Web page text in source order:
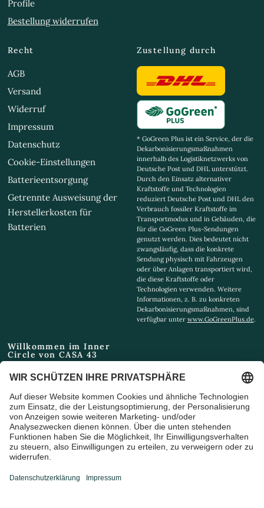
Profile
Bestellung widerrufen
Recht
AGB
Versand
Widerruf
Impressum
Datenschutz
Cookie-Einstellungen
Batterieentsorgung
Getrennte Ausweisung der
Herstellerkosten für
Batterien
Zustellung durch
* GoGreen Plus ist ein Service, der die
Dekarbonisierungsmaßnahmen
innerhalb des Logistiknetzwerks von
Deutsche Post und DHL unterstützt.
Durch den Einsatz alternativer
Kraftstoffe und Technologien
reduziert Deutsche Post und DHL den
Verbrauch fossiler Kraftstoffe im
Transportmodus und in Gebäuden, die
für die GoGreen Plus-Sendungen
genutzt werden. Dies bedeutet nicht
zwangsläufig, dass die konkrete
Sendung physisch mit Fahrzeugen
oder über Anlagen transportiert wird,
die diese Kraftstoffe oder
Technologien verwenden. Weitere
Informationen, z. B. zu konkreten
Dekarbonisierungsmaßnahmen, sind
verfügbar unter www.GoGreenPlus.de.
Willkommen im Inner
Circle von CASA 43
Email
Ich bin damit einverstanden,
Marketing-E-Mails und
Sonderangebote zu erhalten